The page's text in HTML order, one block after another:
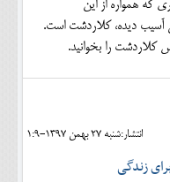
که همواره از این
آسیب دیده، کلاردشت است.
کلاردشت را بخوانید.
انتشار:شنبه 27 بهمن 1397-1:9
زندگی